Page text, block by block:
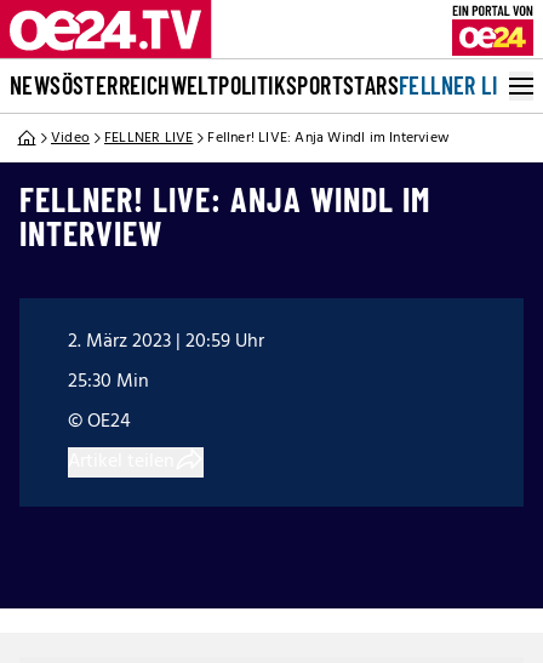
NEWSÖSTERREICHWELTPOLITIKSPORTSTARSFELLNER LIVE
Video FELLNER LIVE Fellner! LIVE: Anja Windl im Interview
FELLNER! LIVE: ANJA WINDL IM
INTERVIEW
2. März 2023 | 20:59 Uhr
25:30 Min
© OE24